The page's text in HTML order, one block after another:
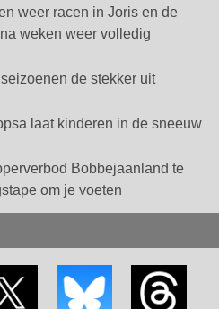
weer racen in Joris en de
weken weer volledig
de stekker uit
laat kinderen in de sneeuw
Bobbejaanland te
om je voeten